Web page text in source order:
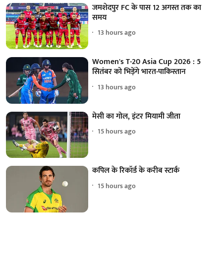
जमशेदपुर FC के पास 12 अगस्त तक का
समय
13 hours ago
Women's T-20 Asia Cup 2026 : 5
सितंबर को भिड़ेंगे भारत-पाकिस्तान
13 hours ago
मेसी का गोल, इंटर मियामी जीता
15 hours ago
कपिल के रिकॉर्ड के करीब स्टार्क
15 hours ago